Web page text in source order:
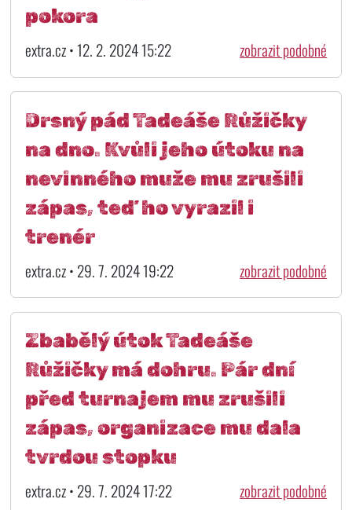
pokora
extra.cz • 12. 2. 2024 15:22 zobrazit podobné
Drsný pád Tadeáše Růžičky
na dno. Kvůli jeho útoku na
nevinného muže mu zrušili
zápas, teď ho vyrazil i
trenér
extra.cz • 29. 7. 2024 19:22 zobrazit podobné
Zbabělý útok Tadeáše
Růžičky má dohru. Pár dní
před turnajem mu zrušili
zápas, organizace mu dala
tvrdou stopku
extra.cz • 29. 7. 2024 17:22 zobrazit podobné